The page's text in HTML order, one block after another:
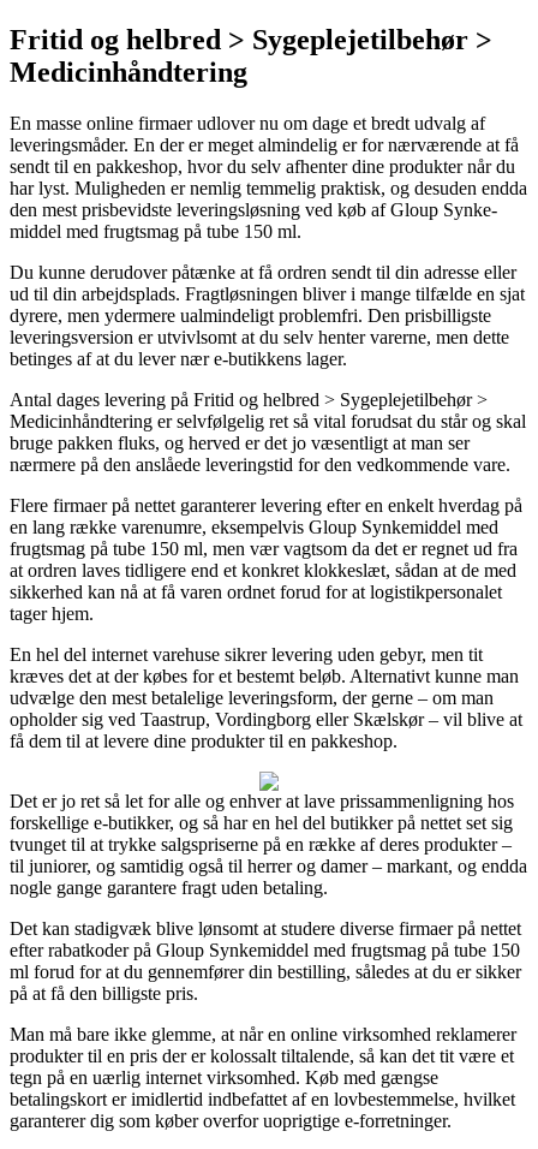
Fritid og helbred > Sygeplejetilbehør >
Medicinhåndtering
En masse online firmaer udlover nu om dage et bredt udvalg af
leveringsmåder. En der er meget almindelig er for nærværende at få
sendt til en pakkeshop, hvor du selv afhenter dine produkter når du
har lyst. Muligheden er nemlig temmelig praktisk, og desuden endda
den mest prisbevidste leveringsløsning ved køb af Gloup Synke­
middel med frugtsmag på tube 150 ml.
Du kunne derudover påtænke at få ordren sendt til din adresse eller
ud til din arbejdsplads. Fragtløsningen bliver i mange tilfælde en sjat
dyrere, men ydermere ualmindeligt problemfri. Den prisbilligste
leveringsversion er utvivlsomt at du selv henter varerne, men dette
betinges af at du lever nær e-butikkens lager.
Antal dages levering på Fritid og helbred > Sygeplejetilbehør >
Medicinhåndtering er selvfølgelig ret så vital forudsat du står og skal
bruge pakken fluks, og herved er det jo væsentligt at man ser
nærmere på den anslåede leveringstid for den vedkommende vare.
Flere firmaer på nettet garanterer levering efter en enkelt hverdag på
en lang række varenumre, eksempelvis Gloup Synke­middel med
frugtsmag på tube 150 ml, men vær vagtsom da det er regnet ud fra
at ordren laves tidligere end et konkret klokkeslæt, sådan at de med
sikkerhed kan nå at få varen ordnet forud for at logistikpersonalet
tager hjem.
En hel del internet varehuse sikrer levering uden gebyr, men tit
kræves det at der købes for et bestemt beløb. Alternativt kunne man
udvælge den mest betalelige leveringsform, der gerne – om man
opholder sig ved Taastrup, Vordingborg eller Skælskør – vil blive at
få dem til at levere dine produkter til en pakkeshop.
Det er jo ret så let for alle og enhver at lave prissammenligning hos
forskellige e-butikker, og så har en hel del butikker på nettet set sig
tvunget til at trykke salgspriserne på en række af deres produkter –
til juniorer, og samtidig også til herrer og damer – markant, og endda
nogle gange garantere fragt uden betaling.
Det kan stadigvæk blive lønsomt at studere diverse firmaer på nettet
efter rabatkoder på Gloup Synke­middel med frugtsmag på tube 150
ml forud for at du gennemfører din bestilling, således at du er sikker
på at få den billigste pris.
Man må bare ikke glemme, at når en online virksomhed reklamerer
produkter til en pris der er kolossalt tiltalende, så kan det tit være et
tegn på en uærlig internet virksomhed. Køb med gængse
betalingskort er imidlertid indbefattet af en lovbestemmelse, hvilket
garanterer dig som køber overfor uoprigtige e-forretninger.